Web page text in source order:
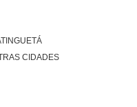
CIDADES